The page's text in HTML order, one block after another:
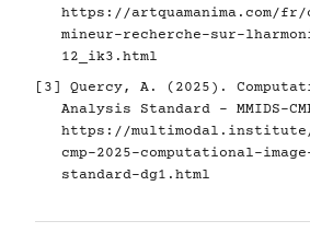
https://artquamanima.com/fr/
mineur-recherche-sur-
12_ik3.html
[3] Quercy, A. (2025).
Analysis Standard - MMIDS-
https://multimodal.institute/
cmp-2025-computational-
standard-dg1.html